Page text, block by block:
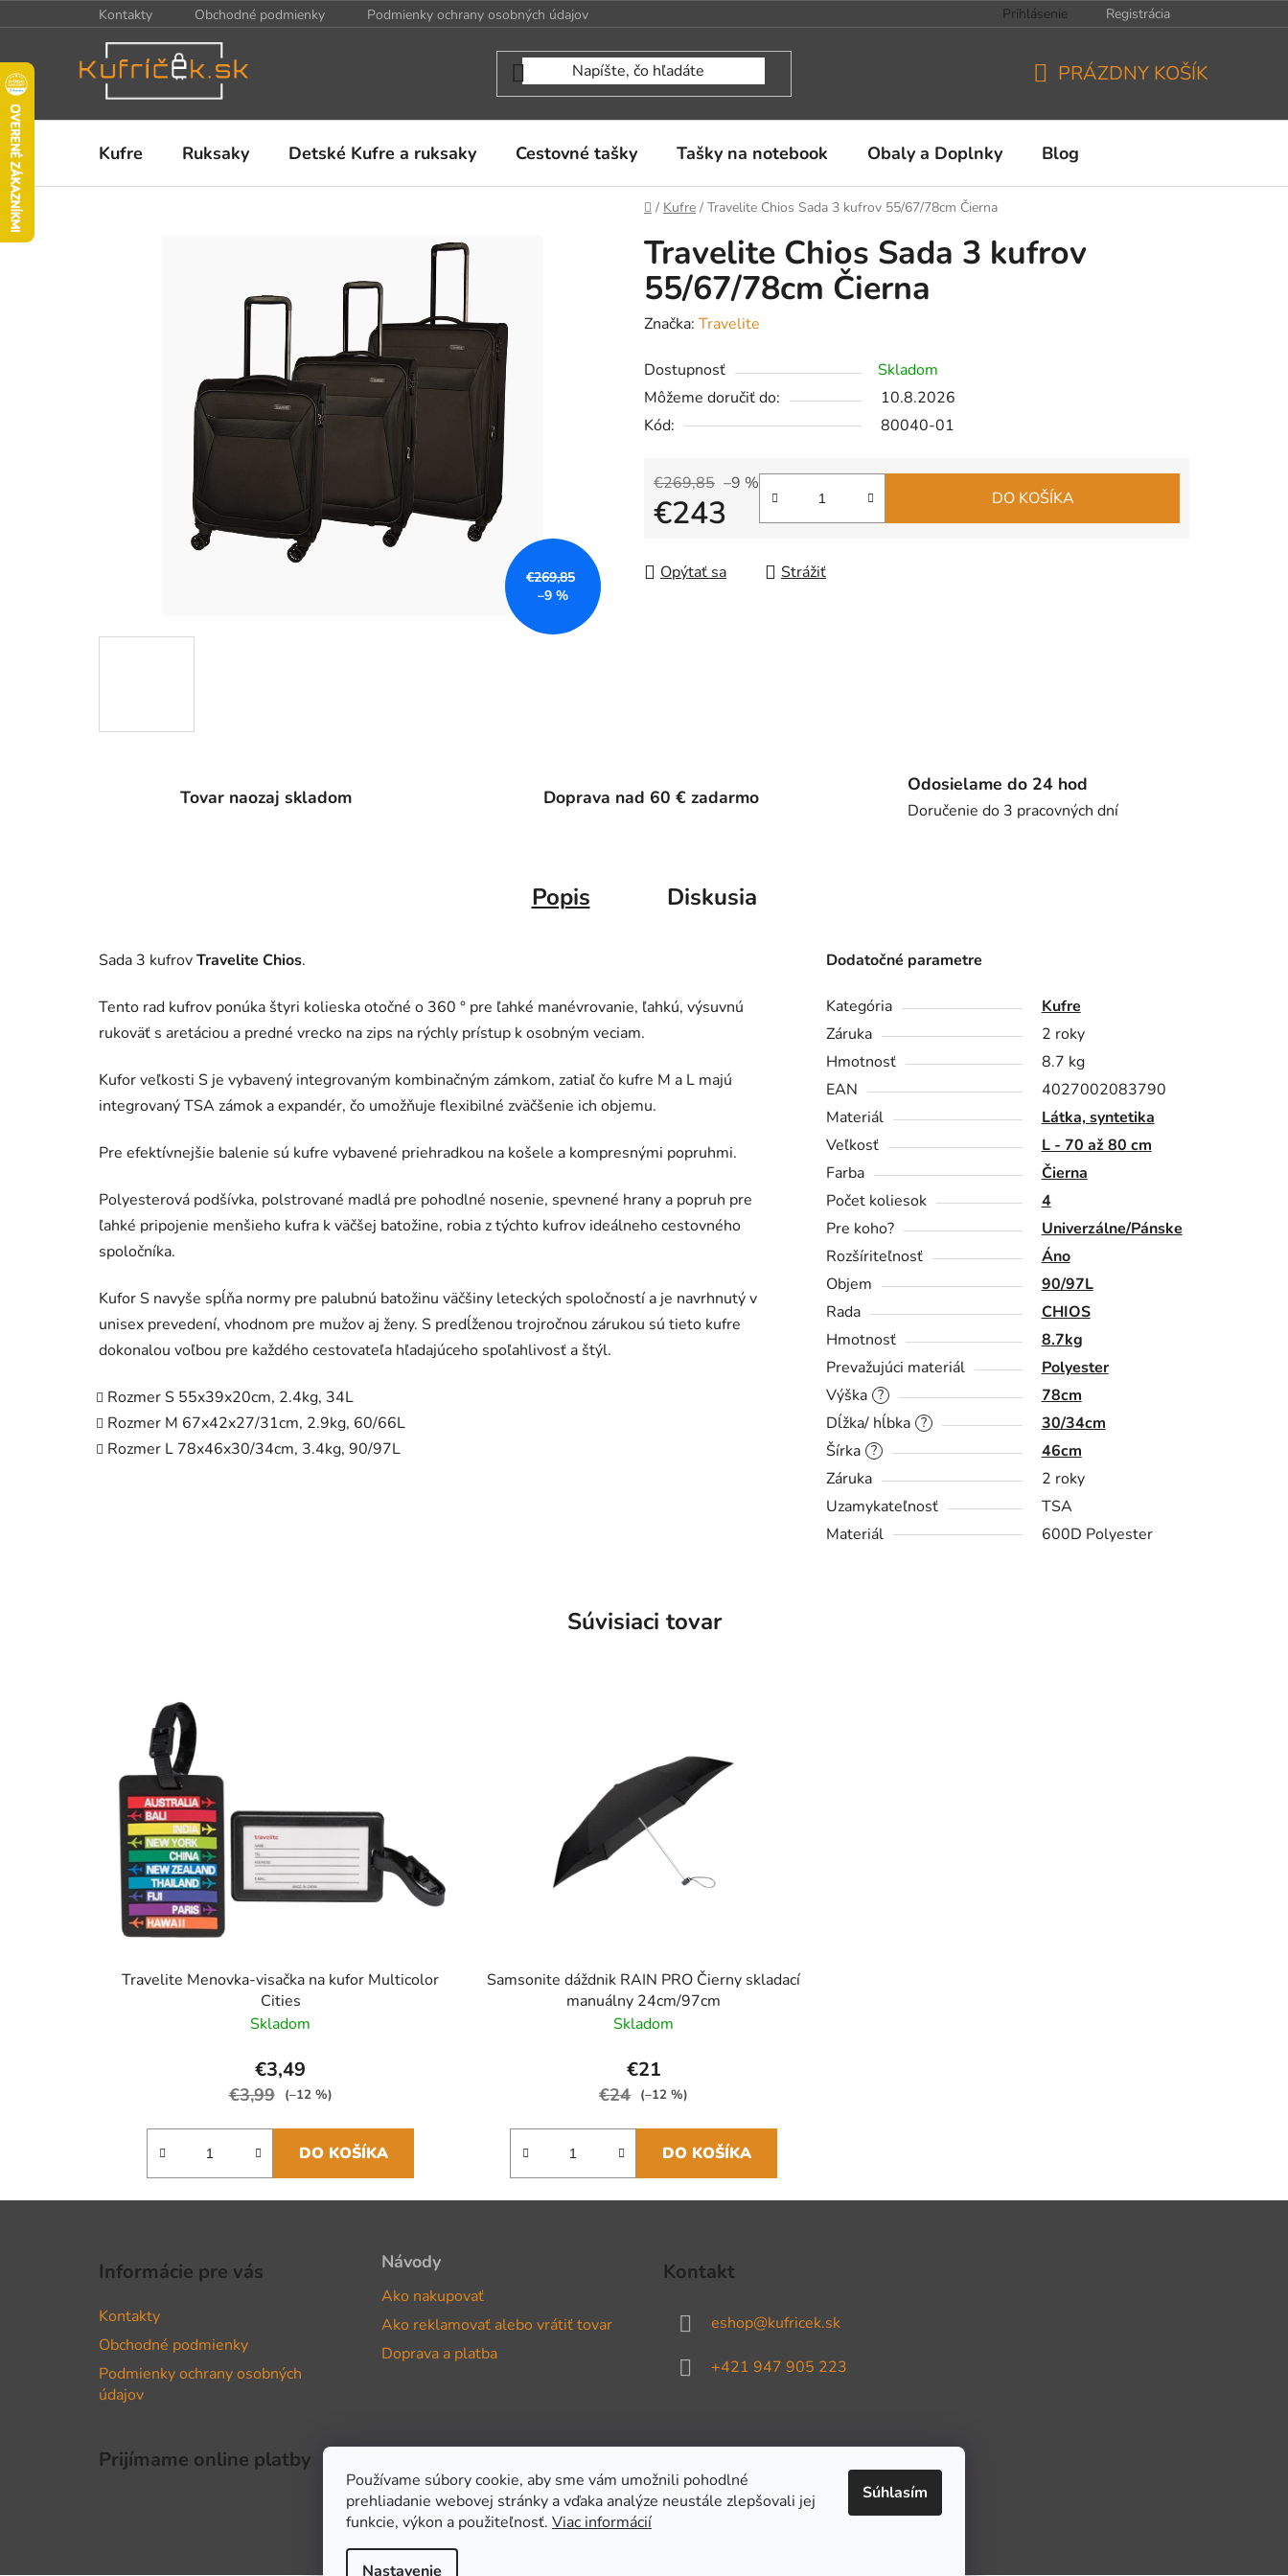
Používame súbory cookie, aby sme vám umožnili pohodlné
prehliadanie webovej stránky a vďaka analýze neustále zlepšovali jej
funkcie, výkon a použiteľnosť. Viac informácií
Nastavenie
Súhlasím
na
Kontakty Obchodné podmienky Podmienky ochrany osobných údajov Prihlásenie Registrácia
KOŠÍK
PRÁZDNY KOŠÍK
Kufre Ruksaky Detské Kufre a ruksaky Cestovné tašky Tašky na notebook Obaly a Doplnky Blog
Domov
/ Kufre / Travelite Chios Sada 3 kufrov 55/67/78cm Čierna
Travelite Chios Sada 3 kufrov
55/67/78cm Čierna
Značka: Travelite
Dostupnosť
Skladom
Môžeme doručiť do:
10.8.2026
Kód:
80040-01
€269,85 –9 %
€243 DO KOŠÍKA
Opýtať sa Strážiť
€269,85
–9 %
Tovar naozaj skladom Doprava nad 60 € zadarmo
Odosielame do 24 hod
Doručenie do 3 pracovných dní
Popis Diskusia
Sada 3 kufrovTravelite Chios.
Tento rad kufrov ponúka štyri kolieska otočné o 360 ° pre ľahké manévrovanie, ľahkú, výsuvnú
rukoväť s aretáciou a predné vrecko na zips na rýchly prístup k osobným veciam.
Kufor veľkosti S je vybavený integrovaným kombinačným zámkom, zatiaľ čo kufre M a L majú
integrovaný TSA zámok a expandér, čo umožňuje flexibilné zväčšenie ich objemu.
Pre efektívnejšie balenie sú kufre vybavené priehradkou na košele a kompresnými popruhmi.
Polyesterová podšívka, polstrované madlá pre pohodlné nosenie, spevnené hrany a popruh pre
ľahké pripojenie menšieho kufra k väčšej batožine, robia z týchto kufrov ideálneho cestovného
spoločníka.
Kufor S navyše spĺňa normy pre palubnú batožinu väčšiny leteckých spoločností a je navrhnutý v
unisex prevedení, vhodnom pre mužov aj ženy. S predĺženou trojročnou zárukou sú tieto kufre
dokonalou voľbou pre každého cestovateľa hľadajúceho spoľahlivosť a štýl.
Rozmer S 55x39x20cm, 2.4kg, 34L
Rozmer M 67x42x27/31cm, 2.9kg, 60/66L
Rozmer L 78x46x30/34cm, 3.4kg, 90/97L
Dodatočné parametre
Kategória
Kufre
Záruka
2 roky
Hmotnosť
8.7 kg
EAN
4027002083790
Materiál
Látka, syntetika
Veľkosť
L - 70 až 80 cm
Farba
Čierna
Počet koliesok
4
Pre koho?
Univerzálne/Pánske
Rozšíriteľnosť
Áno
Objem
90/97L
Rada
CHIOS
Hmotnosť
8.7kg
Prevažujúci materiál
Polyester
?
Výška 78cm
?
Dĺžka/ hĺbka 30/34cm
?
Šírka
46cm
Záruka
2 roky
Uzamykateľnosť
TSA
Materiál
600D Polyester
Súvisiaci tovar
Travelite Menovka-visačka na kufor Multicolor
Cities
Skladom
€3,49
€3,99 (–12 %)
DO KOŠÍKA
Samsonite dáždnik RAIN PRO Čierny skladací
manuálny 24cm/97cm
Skladom
€21
€24 (–12 %)
DO KOŠÍKA
Informácie pre vás
Kontakty
Obchodné podmienky
Podmienky ochrany osobných
údajov
Návody
Ako nakupovať
Ako reklamovať alebo vrátiť tovar
Doprava a platba
Kontakt
eshop@kufricek.sk
+421 947 905 223
Prijímame online platby